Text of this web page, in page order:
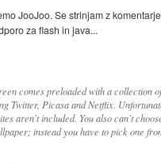
JooJoo. Se strinjam z
za flash in java...
comes preloaded with a collection
Twitter, Picasa and Netflix.
aren't included. You also can't
instead you have to pick one